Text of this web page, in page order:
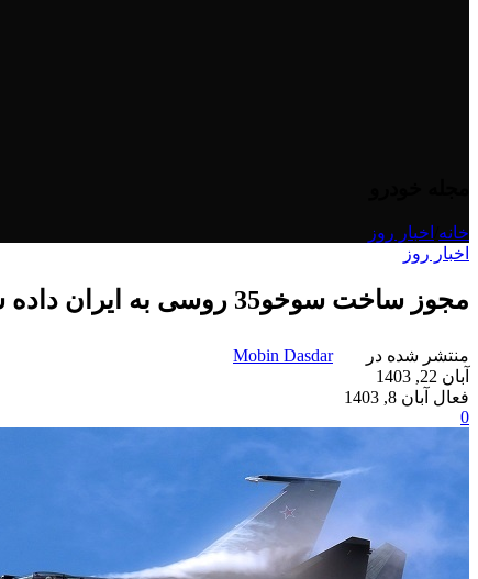
خانه اخبار روز
اخبار روز
مجوز ساخت سوخو35 روسی به ایران داده شد
منتشر شده در
Mobin Dasdar
آبان 22, 1403
فعال آبان 8, 1403
0